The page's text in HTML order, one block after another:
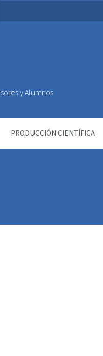
y Alumnos
PRODUCCIÓN CIENTÍFICA